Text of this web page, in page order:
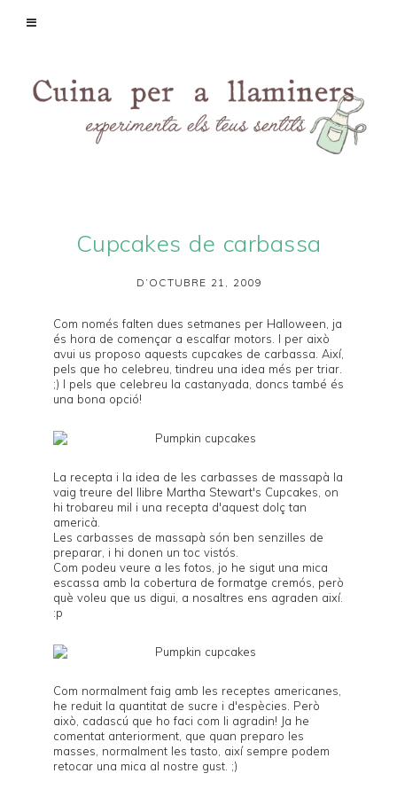
Cupcakes de carbassa
D’OCTUBRE 21, 2009
Com només falten dues setmanes per Halloween , ja
és hora de començar a escalfar motors. I per això
avui us proposo aquests cupcakes de carbassa. Així,
pels que ho celebreu, tindreu una idea més per triar.
;) I pels que celebreu la castanyada, doncs també és
una bona opció!
La recepta i la idea de les carbasses de massapà la
vaig treure del llibre Martha Stewart's Cupcakes , on
hi trobareu mil i una recepta d'aquest dolç tan
americà.
Les carbasses de massapà són ben senzilles de
preparar, i hi donen un toc vistós.
Com podeu veure a les fotos, jo he sigut una mica
escassa amb la cobertura de formatge cremós, però
què voleu que us digui, a nosaltres ens agraden així.
:p
Com normalment faig amb les receptes americanes,
he reduit la quantitat de sucre i d'espècies. Però
això, cadascú que ho faci com li agradin! Ja he
comentat anteriorment, que quan preparo les
masses, normalment les tasto, així sempre podem
retocar una mica al nostre gust. ;)